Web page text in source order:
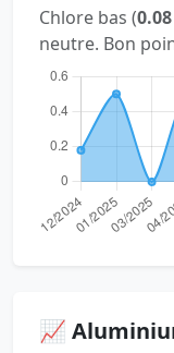
Chlore bas (
neutre. Bon
📈